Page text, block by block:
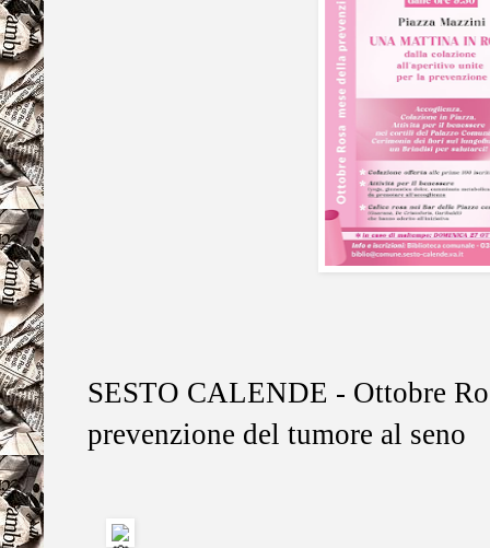
SESTO CALENDE - Ottobre
prevenzione del tumore al seno